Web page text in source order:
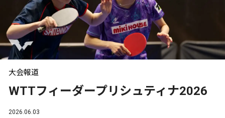
大会報道
WTTフィーダープリシュティナ2026
2026.06.03